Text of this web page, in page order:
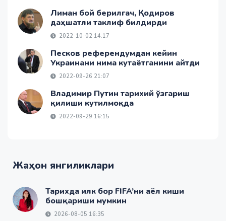
Лиман бой берилгач, Қодиров
даҳшатли таклиф билдирди
2022-10-02 14:17
Песков референдумдан кейин
Украинани нима кутаётганини айтди
2022-09-26 21:07
Владимир Путин тарихий ўзгариш
қилиши кутилмоқда
2022-09-29 16:15
Жаҳон янгиликлари
Тарихда илк бор FIFA’ни аёл киши
бошқариши мумкин
2026-08-05 16:35